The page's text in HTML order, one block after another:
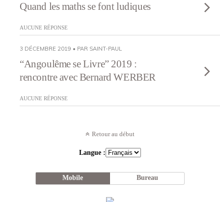
Quand les maths se font ludiques
AUCUNE RÉPONSE
3 DÉCEMBRE 2019 • PAR SAINT-PAUL
“Angoulême se Livre” 2019 :
rencontre avec Bernard WERBER
AUCUNE RÉPONSE
Retour au début
Langue :
Mobile Bureau